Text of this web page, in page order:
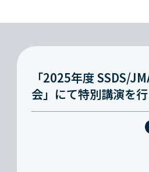
「2025年度 SSDS/
会」にて特別講演を